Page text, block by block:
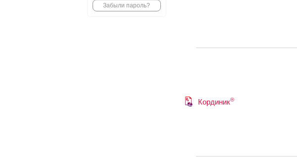
Забыли пароль?
Кординик®